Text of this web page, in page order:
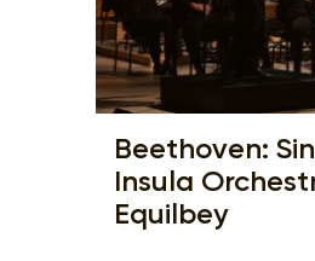
Beethoven:
Insula
Equilbey